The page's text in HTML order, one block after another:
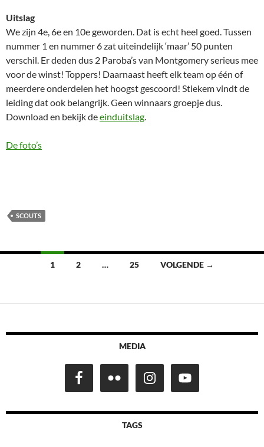
Uitslag
We zijn 4e, 6e en 10e geworden. Dat is echt heel goed. Tussen
nummer 1 en nummer 6 zat uiteindelijk ‘maar’ 50 punten
verschil. Er deden dus 2 Paroba’s van Montgomery serieus mee
voor de winst! Toppers! Daarnaast heeft elk team op één of
meerdere onderdelen het hoogst gescoord! Stiekem vindt de
leiding dat ook belangrijk. Geen winnaars groepje dus.
Download en bekijk deeinduitslag.
De foto’s
SCOUTS
Berichten
1 2 … 25 VOLGENDE →
MEDIA
TAGS